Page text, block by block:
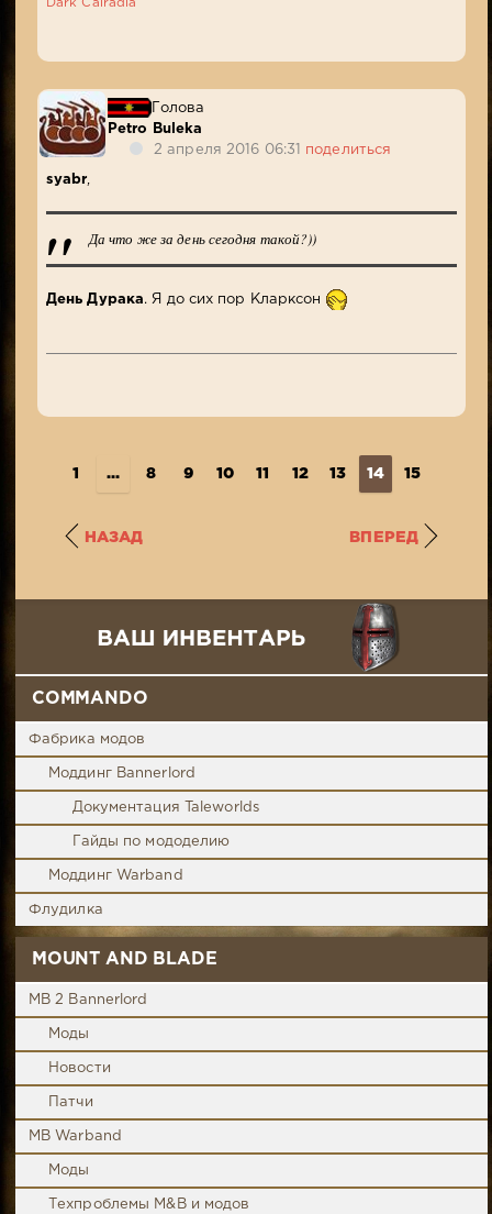
Dark Calradia
Голова
Petro Buleka
2 апреля 2016 06:31 поделиться
syabr
Да что же за день сегодня такой?))
День Дурака. Я до сих пор Кларксон
1 ... 8 9 10 11 12 13 14 15
НАЗАД ВПЕРЕД
COMMANDO
Фабрика модов
Моддинг Bannerlord
Документация Taleworlds
Гайды по мододелию
Моддинг Warband
Флудилка
MOUNT AND BLADE
MB 2 Bannerlord
Моды
Новости
Патчи
MB Warband
Моды
Техпроблемы M&B и модов